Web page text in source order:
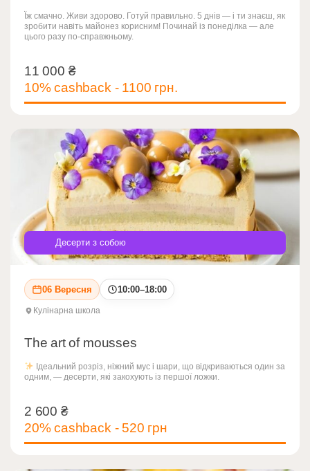
Їж смачно. Живи здорово. Готуй правильно. 5 днів — і ти знаєш, як
зробити навіть майонез корисним! Починай із понеділка — але
цього разу по-справжньому.
11 000 ₴
10% cashback - 1100 грн.
11 000 ₴
Десерти з собою
06 Вересня 10:00–18:00
Кулінарна школа
The art of mousses
Ідеальний розріз, ніжний мус і шари, що відкриваються один за
одним, — десерти, які закохують із першої ложки.
2 600 ₴
20% cashback - 520 грн
2 600 ₴